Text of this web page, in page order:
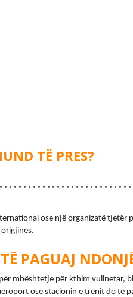
TË PRES?
ose një organizatë tjetër
PAGUAJ
mbështetje për kthim vullnetar,
ose stacionin e trenit do të